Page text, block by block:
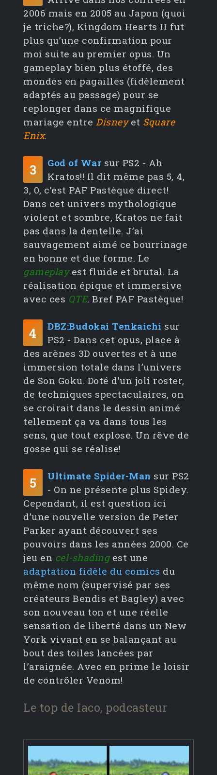
2006 mais en 2005 au Japon (quoi
je triche?), Kingdom Hearts II fut
plus qu’une confirmation pour
moi suite au premier opus. Un
gameplay bien plus étoffé, des
mondes en pagailles (fidèlement
adaptés au passage) pour se
replonger dans ce magnifique
mariage entre Disneyet Square
Enix.
3 God of War sur PS2 - Ah
Kratos!! Il dit même pas 5, 4,
3, 0, c’est PAF Pastèque direct!
Dans cet univers mythologique
violent et sombre, Kratos ne fait
pas dans la dentelle. J’ai
sauvagement aimé ce bourrinage
en bonne et due forme. Le
gameplayest fluide et brutal. La
réalisation épique et immersive
avec ces QTE. Bref PAF Pastèque!
4 DBZ:Budokai Tenkaichi sur
PS2 - Dans cet opus, place à
des arènes 3D ouvertes et à une
immersion totale dans l’univers
de Son Goku. Doté d’un joli roster,
de techniques spectaculaires, on
se croirait dans le dessin animé
tellement ça va dans tous les
sens, que tout explose. Un rêve de
gosse qui se réalise!
5 Ultimate Spider-Man sur PS2
- On ne présente plus Spidey.
Cependant, il est question ici
d’une nouvelle version de Peter
Parker ayant découvert ses
pouvoirs dans les années 2000. Ce
jeu en cel-shadingest une
adaptation fidèle du comics du
même nom (supervisé par ses
créateurs Bendis et Bagley) avec
son nouveau ton et une réelle
sensation de liberté dans un New
York vivant en se balançant au
bout des toiles lancées par
l’araignée. Avec en prime le loisir
de contrôler Venom!
Le top de Iaco, podcasteur